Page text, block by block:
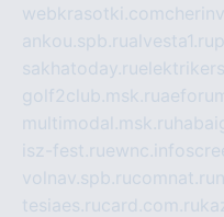
webkrasotki.com
ankou.spb.rualvesta1.ru
sakhatoday.ru
golf2club.msk.ru
multimodal.msk.ru
isz-fest.ruewnc.info
volnav.spb.rucomnat.ru
tesiaes.rucard.com.ru